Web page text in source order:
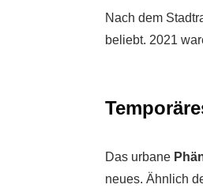
Nach dem
beliebt. 2021
Das urbane
neues. Ähnlich